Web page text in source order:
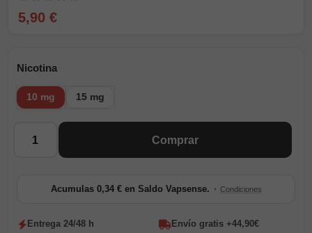
5,90 €
Nicotina
10 mg 15 mg
Comprar
Acumulas 0,34 € en Saldo Vapsense. · Condiciones
Entrega 24/48 h
Envío gratis +44,90€